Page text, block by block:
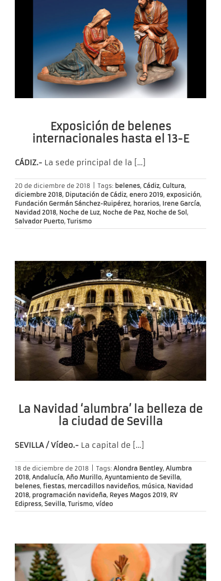
Exposición de belenes
internacionales hasta el 13-E
CÁDIZ.- La sede principal de la […]
20 de diciembre de 2018 Tags: belenes, Cádiz, Cultura,
diciembre 2018, Diputación de Cádiz, enero 2019, exposición,
Fundación Germán Sánchez-Ruipérez, horarios, Irene García,
Navidad 2018, Noche de Luz, Noche de Paz, Noche de Sol ,
Salvador Puerto, Turismo
La Navidad ‘alumbra’ la belleza de
la ciudad de Sevilla
SEVILLA / Vídeo.- La capital de […]
18 de diciembre de 2018 Tags: Alondra Bentley, Alumbra
2018, Andalucía, Año Murillo, Ayuntamiento de Sevilla,
belenes, fiestas, mercadillos navideños, música, Navidad
2018, programación navideña, Reyes Magos 2019, RV
Edipress, Sevilla, Turismo, vídeo